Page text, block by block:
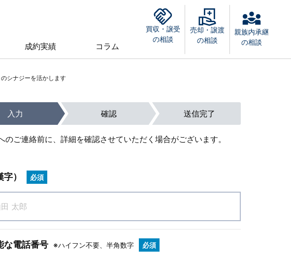
成約実績 コラム
買収・譲受
の相談
売却・譲渡
の相談
親族内承継
の相談
シナジーを活かします
入力 確認 送信完了
のご連絡前に、詳細を確認させていただく場合がございます。
） 必須
な電話番号 ※ハイフン不要、半角数字 必須